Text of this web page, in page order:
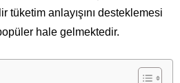
tüketim anlayışını desteklemesi
hale gelmektedir.